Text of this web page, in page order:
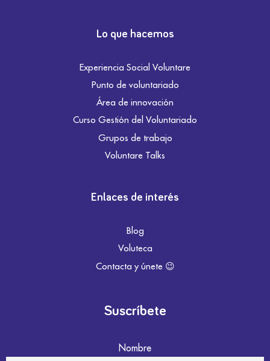
Lo que hacemos
Experiencia Social Voluntare
Punto de voluntariado
Área de innovación
Curso Gestión del Voluntariado
Grupos de trabajo
Voluntare Talks
Enlaces de interés
Blog
Voluteca
Contacta y únete 😉
Suscríbete
Nombre